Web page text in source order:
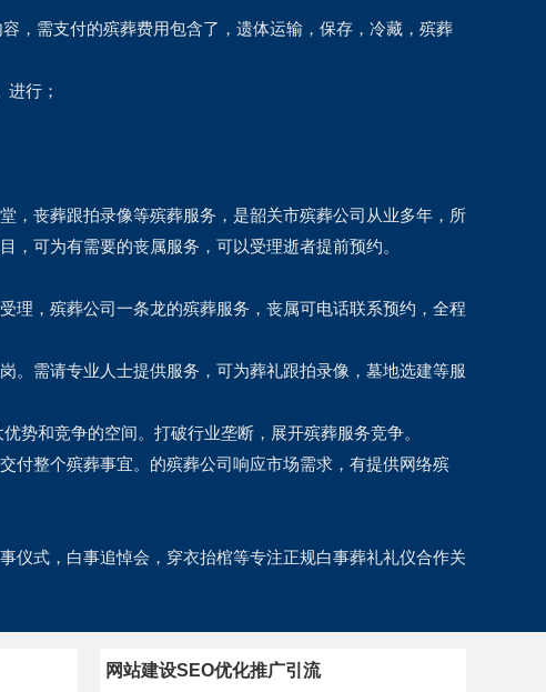
，需支付的殡葬费用包含了，遗体运输，保存，冷藏，殡葬
行；
，丧葬跟拍录像等殡葬服务，是韶关市殡葬公司从业多年，所
可为有需要的丧属服务，可以受理逝者提前预约。
理，殡葬公司一条龙的殡葬服务，丧属可电话联系预约，全程
。需请专业人士提供服务，可为葬礼跟拍录像，墓地选建等服
势和竞争的空间。打破行业垄断，展开殡葬服务竞争。
付整个殡葬事宜。的殡葬公司响应市场需求，有提供网络殡
仪式，白事追悼会，穿衣抬棺等专注正规白事葬礼礼仪合作关
网站建设SEO优化推广引流